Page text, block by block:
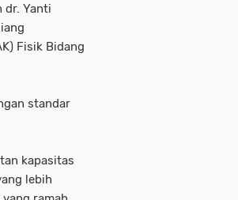
dr. Yanti
Fisik Bidang
standar
kapasitas
lebih